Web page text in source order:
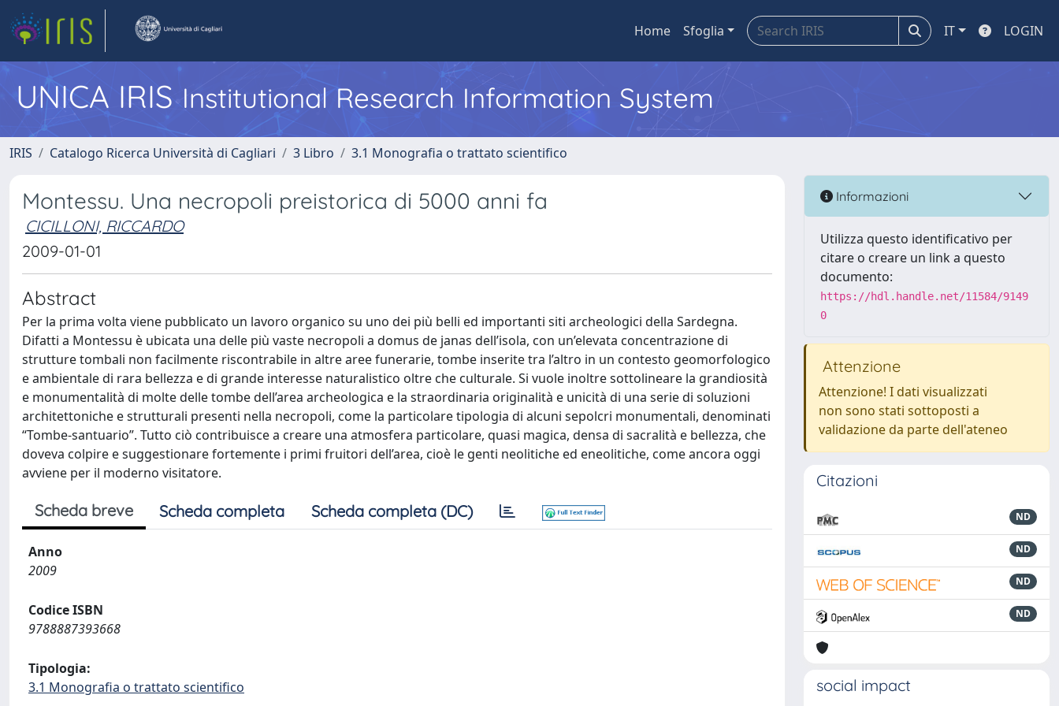
Home Sfoglia IT LOGIN
UNICA IRISInstitutional Research Information System
IRIS Catalogo Ricerca Università di Cagliari 3 Libro 3.1 Monografia o trattato scientifico
Montessu. Una necropoli preistorica di 5000 anni fa
CICILLONI, RICCARDO
2009-01-01
Abstract
Per la prima volta viene pubblicato un lavoro organico su uno dei più belli ed importanti siti archeologici della Sardegna.
Difatti a Montessu è ubicata una delle più vaste necropoli a domus de janas dell’isola, con un’elevata concentrazione di
strutture tombali non facilmente riscontrabile in altre aree funerarie, tombe inserite tra l’altro in un contesto geomorfologico
e ambientale di rara bellezza e di grande interesse naturalistico oltre che culturale. Si vuole inoltre sottolineare la grandiosità
e monumentalità di molte delle tombe dell’area archeologica e la straordinaria originalità e unicità di una serie di soluzioni
architettoniche e strutturali presenti nella necropoli, come la particolare tipologia di alcuni sepolcri monumentali, denominati
“Tombe-santuario”. Tutto ciò contribuisce a creare una atmosfera particolare, quasi magica, densa di sacralità e bellezza, che
doveva colpire e suggestionare fortemente i primi fruitori dell’area, cioè le genti neolitiche ed eneolitiche, come ancora oggi
avviene per il moderno visitatore.
Scheda breve Scheda completa Scheda completa (DC)
Anno
2009
Codice ISBN
9788887393668
Tipologia:
3.1 Monografia o trattato scientifico
Informazioni
Utilizza questo identificativo per
citare o creare un link a questo
documento:
https://hdl.handle.net/11584/9149
0
Attenzione
Attenzione! I dati visualizzati
non sono stati sottoposti a
validazione da parte dell'ateneo
Citazioni
ND
ND
ND
ND
social impact